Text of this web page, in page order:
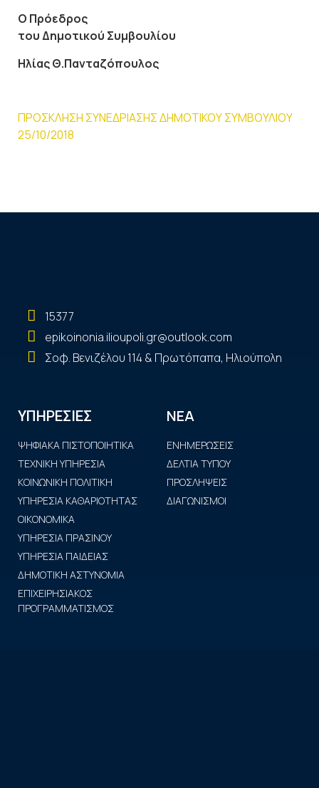
Ο Πρόεδρος
του Δημοτικού Συμβουλίου
Ηλίας Θ.Πανταζόπουλος
ΠΡΟΣΚΛΗΣΗ ΣΥΝΕΔΡΙΑΣΗΣ ΔΗΜΟΤΙΚΟΥ ΣΥΜΒΟΥΛΙΟΥ
25/10/2018
15377
epikoinonia.ilioupoli.gr@outlook.com
Σοφ. Βενιζέλου 114 & Πρωτόπαπα, Ηλιούπολη
ΥΠΗΡΕΣΙΕΣ
ΨΗΦΙΑΚΑ ΠΙΣΤΟΠΟΙΗΤΙΚΑ
ΤΕΧΝΙΚΗ ΥΠΗΡΕΣΙΑ
ΚΟΙΝΩΝΙΚΗ ΠΟΛΙΤΙΚΗ
ΥΠΗΡΕΣΙΑ ΚΑΘΑΡΙΟΤΗΤΑΣ
ΟΙΚΟΝΟΜΙΚΑ
ΥΠΗΡΕΣΙΑ ΠΡΑΣΙΝΟΥ
ΥΠΗΡΕΣΙΑ ΠΑΙΔΕΙΑΣ
ΔΗΜΟΤΙΚΗ ΑΣΤΥΝΟΜΙΑ
ΕΠΙΧΕΙΡΗΣΙΑΚΟΣ
ΠΡΟΓΡΑΜΜΑΤΙΣΜΟΣ
ΝΕΑ
ΕΝΗΜΕΡΩΣΕΙΣ
ΔΕΛΤΙΑ ΤΥΠΟΥ
ΠΡΟΣΛΗΨΕΙΣ
ΔΙΑΓΩΝΙΣΜΟΙ